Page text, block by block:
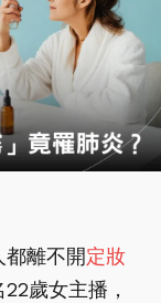
都離不開定妝
歲女主播，